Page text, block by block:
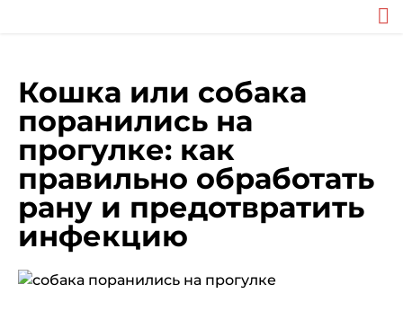
Кошка или собака
поранились на
прогулке: как
правильно обработать
рану и предотвратить
инфекцию